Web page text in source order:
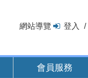
網站導覽 登入
會員服務